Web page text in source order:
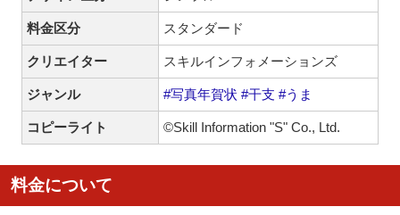
料金区分 スタンダード
クリエイター スキルインフォメーションズ
ジャンル #写真年賀状 #干支 #うま
コピーライト ©Skill Information "S" Co., Ltd.
料金について